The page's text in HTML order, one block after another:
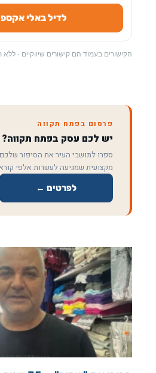
לדיל באלי
הקישורים בעמוד הם קישורים שיווקיים ·
פרסום בפתח תקווה
יש לכם עסק בפתח תקווה?
ספרו לתושבי העיר את הסיפור
מקצועית שמגיעה לעשרות אלפי
לפרטים ←